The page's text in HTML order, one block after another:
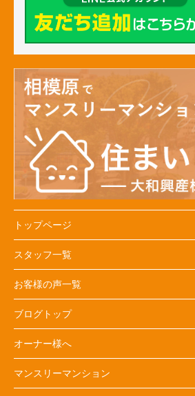
トップページ
スタッフ一覧
お客様の声一覧
ブログトップ
オーナー様へ
マンスリーマンション